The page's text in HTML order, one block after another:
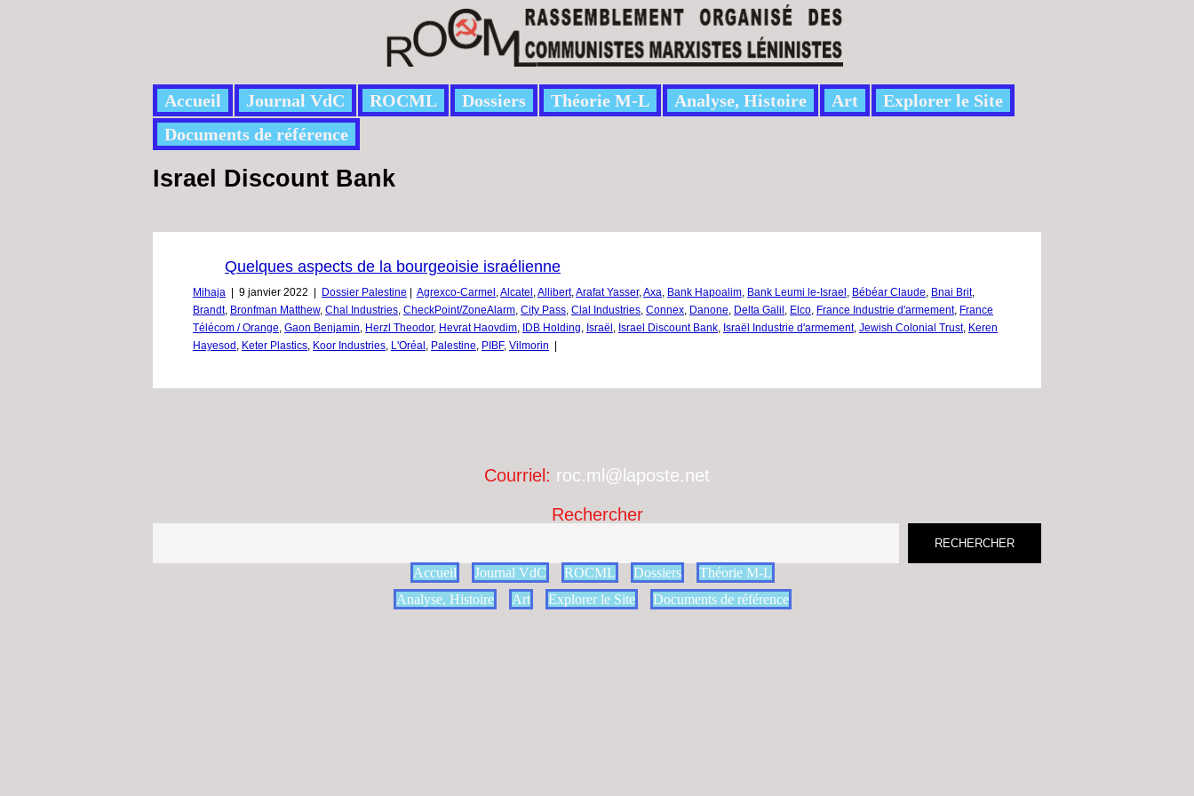
Accueil Journal VdC ROCML Dossiers Théorie M-L Analyse, Histoire Art
Explorer le Site
Documents de référence
Israel Discount Bank
Quelques aspects de la bourgeoisie israélienne
Mihaja 9 janvier 2022 Dossier Palestine Agrexco-Carmel Alcatel Allibert, Arafat Yasser, Axa Bank Hapoalim Bank Leumi le-Israel Bébéar Claude Bnai Brit,
Brandt, Bronfman Matthew, Chal Industries CheckPoint/ZoneAlarm City Pass Clal Industries Connex Danone Delta Galil Elco France Industrie d'armement, France
Télécom / Orange Gaon Benjamin Herzl Theodor, Hevrat Haovdim IDB Holding Israël Israel Discount Bank Israël Industrie d'armement, Jewish Colonial Trust, Keren
Hayesod
Keter Plastics Koor Industries L'Oréal Palestine PIBF, Vilmorin
Courriel: roc.ml@laposte.net
Rechercher
RECHERCHER
Accueil Journal VdC ROCML Dossiers
Théorie M-L
Analyse, Histoire
Art Explorer le Site Documents de référence